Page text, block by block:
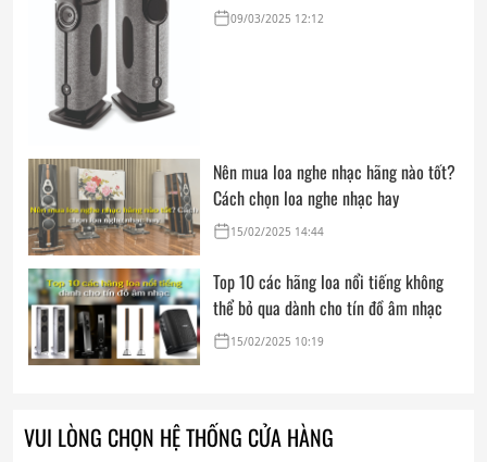
09/03/2025 12:12
Nên mua loa nghe nhạc hãng nào tốt?
Cách chọn loa nghe nhạc hay
15/02/2025 14:44
Top 10 các hãng loa nổi tiếng không
thể bỏ qua dành cho tín đồ âm nhạc
15/02/2025 10:19
VUI LÒNG CHỌN HỆ THỐNG CỬA HÀNG